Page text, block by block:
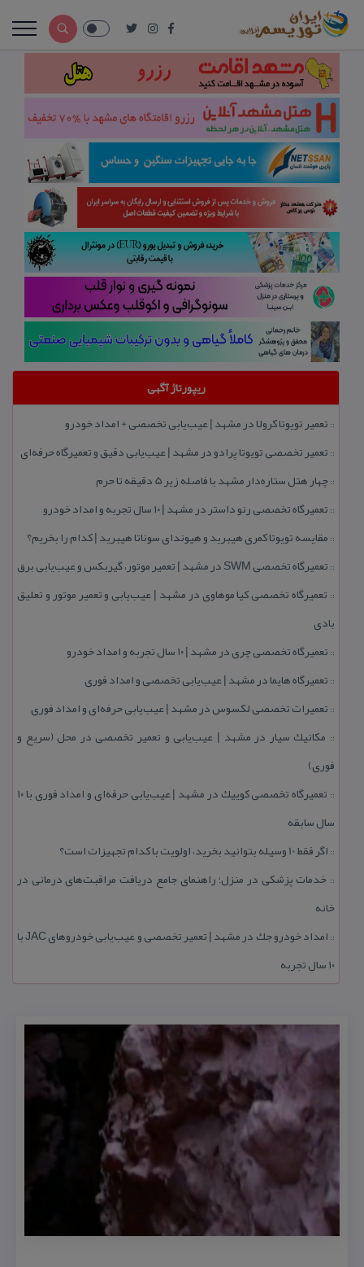
ریپورتاژ آگهی
:: تعمیر تویوتا كرولا در مشهد | عیب‌یابی تخصصی + امداد خودرو
:: تعمیر تخصصی تویوتا پرادو در مشهد | عیب‌یابی دقیق و تعمیرگاه حرفه‌ای
::چهار هتل‌ ستاره‌دار مشهد با فاصله زیر 5 دقیقه تا حرم
:: تعمیرگاه تخصصی رنو داستر در مشهد | ۱۰ سال تجربه و امداد خودرو
:: مقایسه تویوتا كمری هیبرید و هیوندای سوناتا هیبرید | كدام را بخریم؟
:: تعمیرگاه تخصصی SWM در مشهد | تعمیر موتور، گیربكس و عیب‌یابی برق
:: تعمیرگاه تخصصی كیا موهاوی در مشهد | عیب‌یابی و تعمیر موتور و تعلیق
بادی
:: تعمیرگاه تخصصی چری در مشهد | ۱۰ سال تجربه و امداد خودرو
:: تعمیرگاه هایما در مشهد | عیب‌یابی تخصصی و امداد فوری
:: تعمیرات تخصصی لكسوس در مشهد | عیب‌یابی حرفه‌ای و امداد فوری
:: مكانیك سیار در مشهد | عیب‌یابی و تعمیر تخصصی در محل (سریع و
فوری)
::
تعمیرگاه تخصصی كوییك در مشهد | عیب‌یابی حرفه‌ای و امداد فوری با ۱۰
سال سابقه
:: اگر فقط 10 وسیله بتوانید بخرید، اولویت با كدام تجهیزات است؟
:: خدمات پزشكی در منزل؛ راهنمای جامع دریافت مراقبت‌های درمانی در
خانه
::
امداد خودرو جك در مشهد | تعمیر تخصصی و عیب‌یابی خودروهای JAC با
۱۰ سال تجربه